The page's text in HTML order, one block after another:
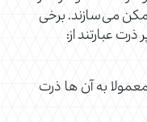
می‌سازند. برخی
عبارتند از:
به آن ها ذرت